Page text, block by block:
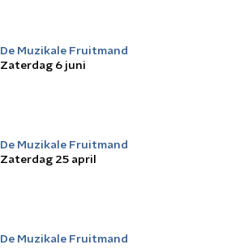
De Muzikale Fruitmand
Zaterdag 6 juni
De Muzikale Fruitmand
Zaterdag 25 april
De Muzikale Fruitmand